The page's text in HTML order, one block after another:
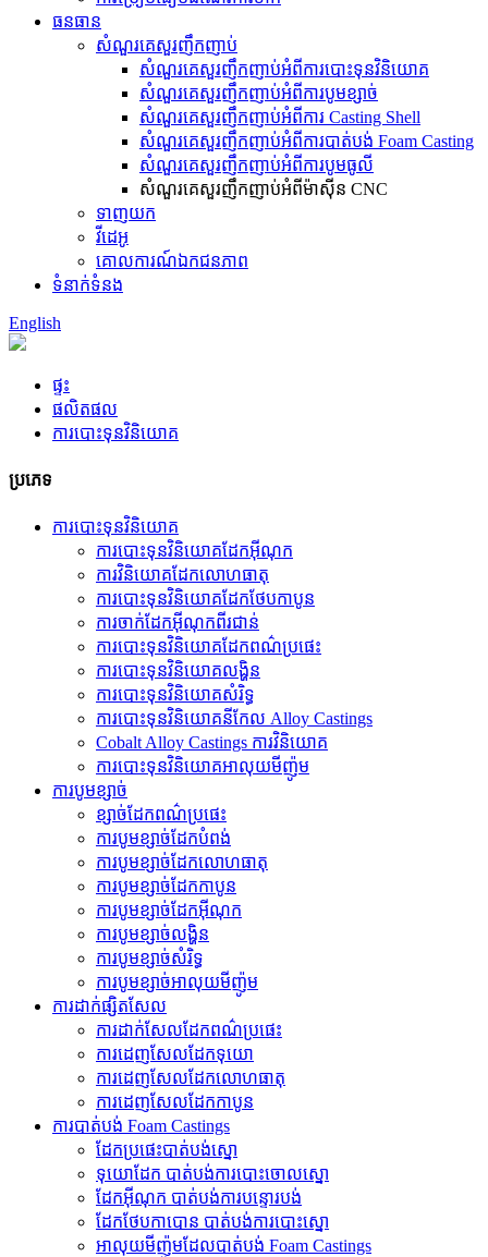
ធនធាន
សំណួរគេសួរញឹកញាប់
សំណួរគេសួរញឹកញាប់អំពីការបោះទុនវិនិយោគ
សំណួរគេសួរញឹកញាប់អំពីការបូមខ្សាច់
សំណួរគេសួរញឹកញាប់អំពីការ Casting Shell
សំណួរគេសួរញឹកញាប់អំពីការបាត់បង់ Foam Casting
សំណួរគេសួរញឹកញាប់អំពីការបូមធូលី
សំណួរគេសួរញឹកញាប់អំពីម៉ាស៊ីន CNC
ទាញយក
វីដេអូ
គោលការណ៍ឯកជនភាព
ទំនាក់ទំនង
English
ផ្ទះ
ផលិតផល
ការបោះទុនវិនិយោគ
ប្រភេទ
ការបោះទុនវិនិយោគ
ការបោះទុនវិនិយោគដែកអ៊ីណុក
ការ​វិនិយោគ​ដែក​លោហធាតុ
ការបោះទុនវិនិយោគដែកថែបកាបូន
ការចាក់ដែកអ៊ីណុកពីរជាន់
ការបោះទុនវិនិយោគដែកពណ៌ប្រផេះ
ការបោះទុនវិនិយោគលង្ហិន
ការបោះទុនវិនិយោគសំរិទ្ធ
ការបោះទុនវិនិយោគនីកែល Alloy Castings
Cobalt Alloy Castings ការវិនិយោគ
ការបោះទុនវិនិយោគអាលុយមីញ៉ូម
ការបូមខ្សាច់
ខ្សាច់ដែកពណ៌ប្រផេះ
ការបូមខ្សាច់ដែកបំពង់
ការ​បូម​ខ្សាច់​ដែក​លោហធាតុ
ការបូមខ្សាច់ដែកកាបូន
ការបូមខ្សាច់ដែកអ៊ីណុក
ការបូមខ្សាច់លង្ហិន
ការបូមខ្សាច់សំរិទ្ធ
ការបូមខ្សាច់អាលុយមីញ៉ូម
ការដាក់ផ្សិតសែល
ការដាក់សែលដែកពណ៌ប្រផេះ
ការ​ដេញ​សែល​ដែក​ទុយោ
ការ​ដេញ​សែល​ដែក​លោហធាតុ
ការដេញសែលដែកកាបូន
ការបាត់បង់ Foam Castings
ដែក​ប្រផេះ​បាត់​បង់​ស្នោ
ទុយោដែក បាត់បង់ការបោះចោលស្នោ
ដែកអ៊ីណុក បាត់បង់ការបន្ទោរបង់
ដែកថែបកាបោន បាត់បង់ការបោះស្នោ
អាលុយមីញ៉ូមដែលបាត់បង់ Foam Castings